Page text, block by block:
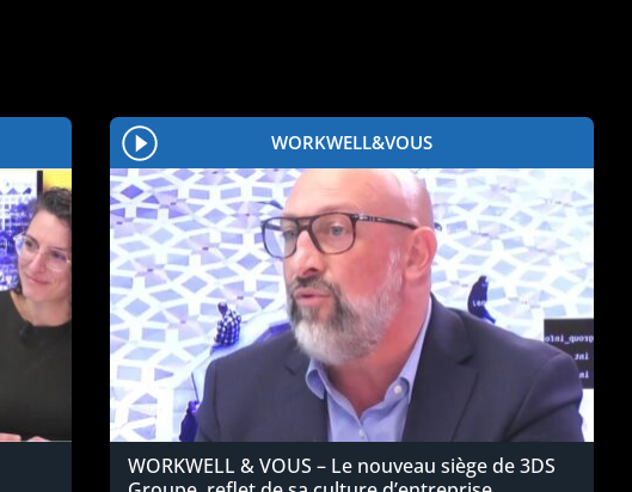
WORKWELL&VOUS
WORKWELL & VOUS – Le nouveau siège de 3DS